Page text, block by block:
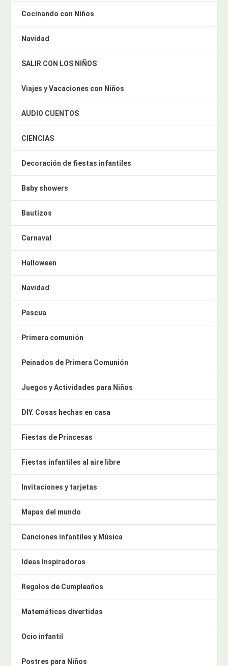
Cocinando con Niños
Navidad
SALIR CON LOS NIÑOS
Viajes y Vacaciones con Niños
AUDIO CUENTOS
CIENCIAS
Decoración de fiestas infantiles
Baby showers
Bautizos
Carnaval
Halloween
Navidad
Pascua
Primera comunión
Peinados de Primera Comunión
Juegos y Actividades para Niños
DIY. Cosas hechas en casa
Fiestas de Princesas
Fiestas infantiles al aire libre
Invitaciones y tarjetas
Mapas del mundo
Canciones infantiles y Música
Ideas Inspiradoras
Regalos de Cumpleaños
Matemáticas divertidas
Ocio infantil
Postres para Niños